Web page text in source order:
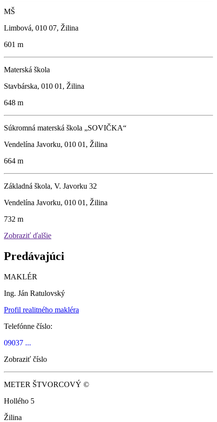
MŠ
Limbová, 010 07, Žilina
601 m
Materská škola
Stavbárska, 010 01, Žilina
648 m
Súkromná materská škola „SOVIČKA“
Vendelína Javorku, 010 01, Žilina
664 m
Základná škola, V. Javorku 32
Vendelína Javorku, 010 01, Žilina
732 m
Zobraziť ďalšie
Predávajúci
MAKLÉR
Ing. Ján Ratulovský
Profil realitného makléra
Telefónne číslo:
09037 ...
Zobraziť číslo
METER ŠTVORCOVÝ ©
Hollého 5
Žilina